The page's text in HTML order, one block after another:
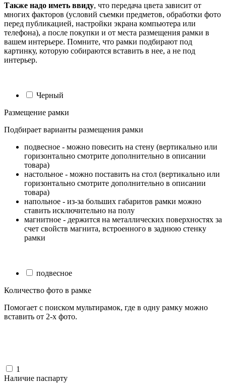
Также надо иметь ввиду, что передача цвета зависит от
многих факторов (условий съемки предметов, обработки фото
перед публикацией, настройки экрана компьютера или
телефона), а после покупки и от места размещения рамки в
вашем интерьере. Помните, что рамки подбирают под
картинку, которую собираются вставить в нее, а не под
интерьер.
Черный
Размещение рамки
Подбирает варианты размещения рамки
подвесное - можно повесить на стену (вертикально или
горизонтально смотрите дополнительно в описании
товара)
настольное - можно поставить на стол (вертикально или
горизонтально смотрите дополнительно в описании
товара)
напольное - из-за больших габаритов рамки можно
ставить исключительно на полу
магнитное - держится на металлических поверхностях за
счет свойств магнита, встроенного в заднюю стенку
рамки
подвесное
Количество фото в рамке
Помогает с поиском мультирамок, где в одну рамку можно
вставить от 2-х фото.
1
Наличие паспарту